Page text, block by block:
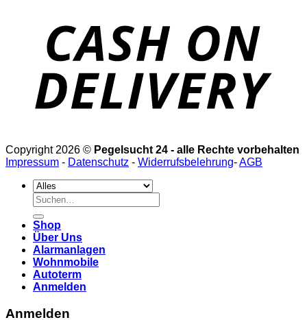
Copyright 2026 © Pegelsucht 24 - alle Rechte vorbehalten
Impressum - Datenschutz - Widerrufsbelehrung-AGB
Suchen
nach:
Shop
Über Uns
Alarmanlagen
Wohnmobile
Autoterm
Anmelden
Anmelden